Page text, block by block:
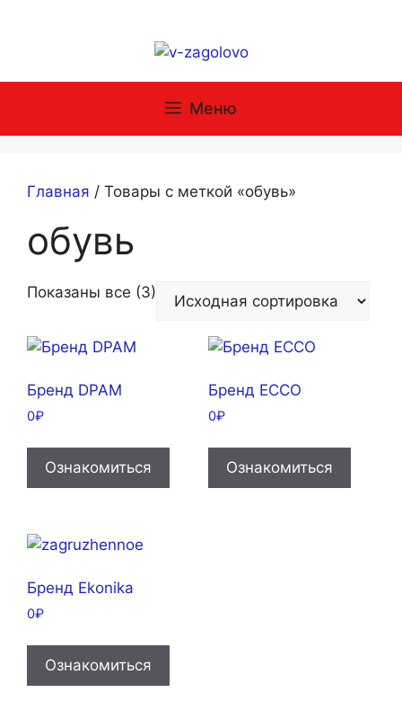
Меню
Главная / Товары с меткой «обувь»
обувь
Показаны все (3)
Бренд DPAM
0₽
Ознакомиться
Бренд ECCO
0₽
Ознакомиться
Бренд Ekonika
0₽
Ознакомиться